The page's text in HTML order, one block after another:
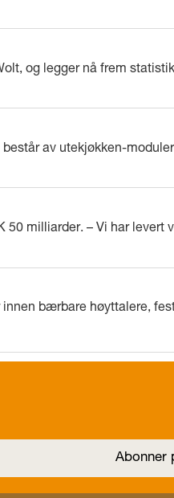
og legger nå frem
av utekjøkken-
milliarder. – Vi har levert
bærbare høyttalere,